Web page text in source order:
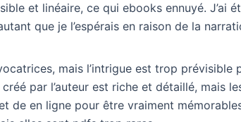
et linéaire, ce qui ebooks ennuyé. J’ai
que je l’espérais en raison de la
mais l’intrigue est trop prévisible
par l’auteur est riche et détaillé, mais
de en ligne pour être vraiment